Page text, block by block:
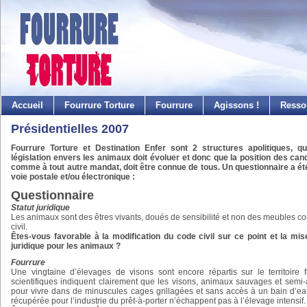
Accueil Fourrure Torture Fourrure Agissons !
Présidentielles 2007
Fourrure Torture et Destination Enfer sont 2 structures apolitiques,
législation envers les animaux doit évoluer et donc que la position des
comme à tout autre mandat, doit être connue de tous. Un questionnaire a
voie postale et/ou électronique :
Questionnaire
Statut juridique
Les animaux sont des êtres vivants, doués de sensibilité et non des meubles
civil.
Êtes-vous favorable à la modification du code civil sur ce point et la
juridique pour les animaux ?
Fourrure
Une vingtaine d’élevages de visons sont encore répartis sur le territoire
scientifiques indiquent clairement que les visons, animaux sauvages et
pour vivre dans de minuscules cages grillagées et sans accès à un bain
récupérée pour l’industrie du prêt-à-porter n’échappent pas à l’élevage intensif.